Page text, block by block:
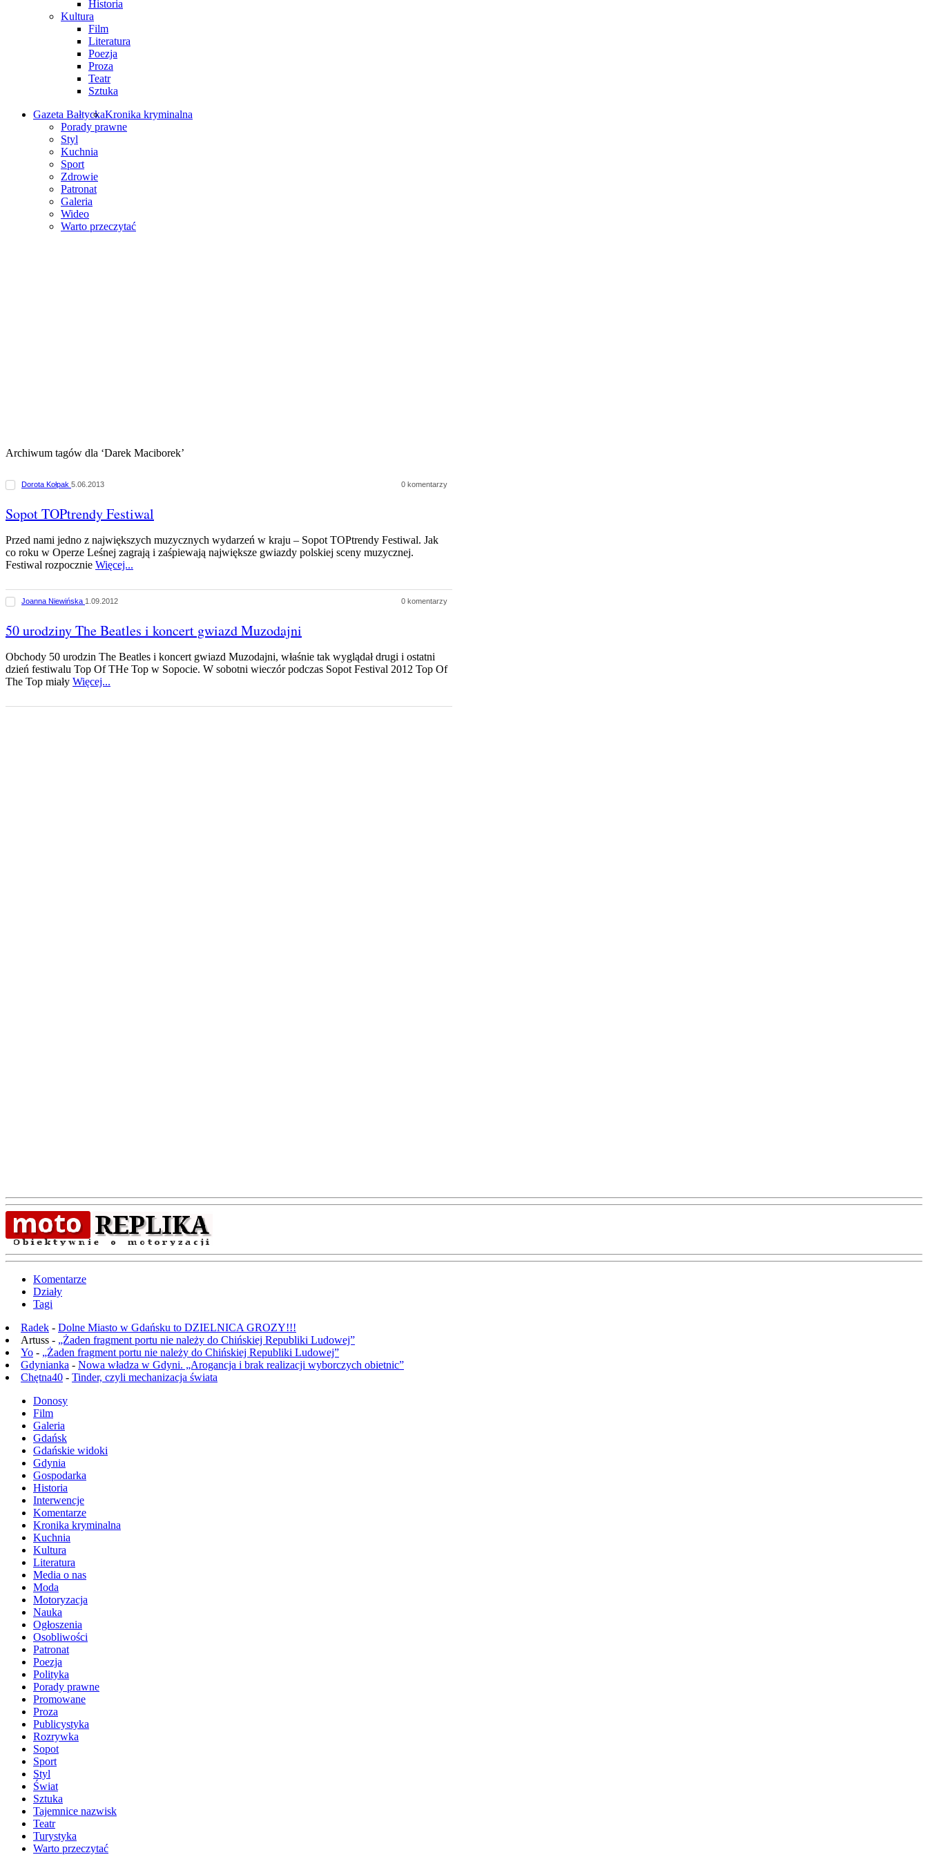
Historia
Kultura
Film
Literatura
Poezja
Proza
Teatr
Sztuka
Gazeta BałtyckaKronika kryminalna
Porady prawne
Styl
Kuchnia
Sport
Zdrowie
Patronat
Galeria
Wideo
Warto przeczytać
Archiwum tagów dla ‘Darek Maciborek’
Dorota Kołpak 5.06.2013 0 komentarzy
Sopot TOPtrendy Festiwal
Przed nami jedno z największych muzycznych wydarzeń w kraju – Sopot TOPtrendy Festiwal. Jak
co roku w Operze Leśnej zagrają i zaśpiewają największe gwiazdy polskiej sceny muzycznej.
Festiwal rozpocznie Więcej...
Joanna Niewińska 1.09.2012 0 komentarzy
50 urodziny The Beatles i koncert gwiazd Muzodajni
Obchody 50 urodzin The Beatles i koncert gwiazd Muzodajni, właśnie tak wyglądał drugi i ostatni
dzień festiwalu Top Of THe Top w Sopocie. W sobotni wieczór podczas Sopot Festival 2012 Top Of
The Top miały Więcej...
Komentarze
Działy
Tagi
Radek - Dolne Miasto w Gdańsku to DZIELNICA GROZY!!!
Artuss - „Żaden fragment portu nie należy do Chińskiej Republiki Ludowej”
Yo - „Żaden fragment portu nie należy do Chińskiej Republiki Ludowej”
Gdynianka - Nowa władza w Gdyni. „Arogancja i brak realizacji wyborczych obietnic”
Chętna40 - Tinder, czyli mechanizacja świata
Donosy
Film
Galeria
Gdańsk
Gdańskie widoki
Gdynia
Gospodarka
Historia
Interwencje
Komentarze
Kronika kryminalna
Kuchnia
Kultura
Literatura
Media o nas
Moda
Motoryzacja
Nauka
Ogłoszenia
Osobliwości
Patronat
Poezja
Polityka
Porady prawne
Promowane
Proza
Publicystyka
Rozrywka
Sopot
Sport
Styl
Świat
Sztuka
Tajemnice nazwisk
Teatr
Turystyka
Warto przeczytać